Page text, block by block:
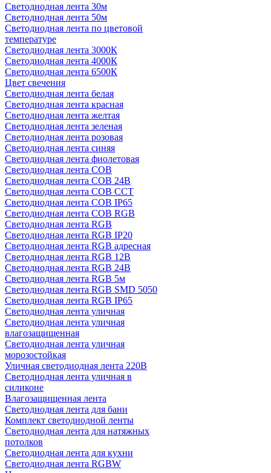
Светодиодная лента 30м
Светодиодная лента 50м
Светодиодная лента по цветовой
температуре
Светодиодная лента 3000К
Светодиодная лента 4000К
Светодиодная лента 6500К
Цвет свечения
Светодиодная лента белая
Светодиодная лента красная
Светодиодная лента желтая
Светодиодная лента зеленая
Светодиодная лента розовая
Светодиодная лента синяя
Светодиодная лента фиолетовая
Светодиодная лента COB
Светодиодная лента COB 24В
Светодиодная лента COB CCT
Светодиодная лента COB IP65
Светодиодная лента COB RGB
Светодиодная лента RGB
Светодиодная лента RGB IP20
Светодиодная лента RGB адресная
Светодиодная лента RGB 12В
Светодиодная лента RGB 24В
Светодиодная лента RGB 5м
Светодиодная лента RGB SMD 5050
Светодиодная лента RGB IP65
Светодиодная лента уличная
Светодиодная лента уличная
влагозащищенная
Светодиодная лента уличная
морозостойкая
Уличная светодиодная лента 220В
Светодиодная лента уличная в
силиконе
Влагозащищенная лента
Светодиодная лента для бани
Комплект светодиодной ленты
Светодиодная лента для натяжных
потолков
Светодиодная лента для кухни
Светодиодная лента RGBW